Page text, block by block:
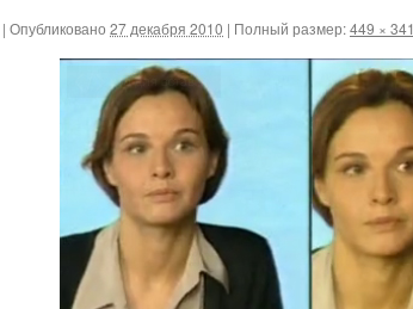
| Опубликовано 27 декабря 2010 | Полный размер:449 × 341